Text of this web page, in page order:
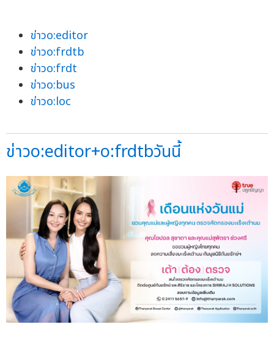
ข่าวo:editor
ข่าวo:frdtb
ข่าวo:frdt
ข่าวo:bus
ข่าวo:loc
ข่าวo:editor+o:frdtbวันนี้